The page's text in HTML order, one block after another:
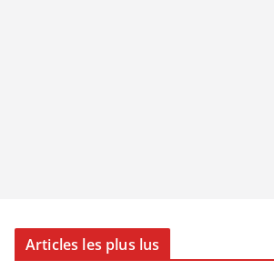
Articles les plus lus